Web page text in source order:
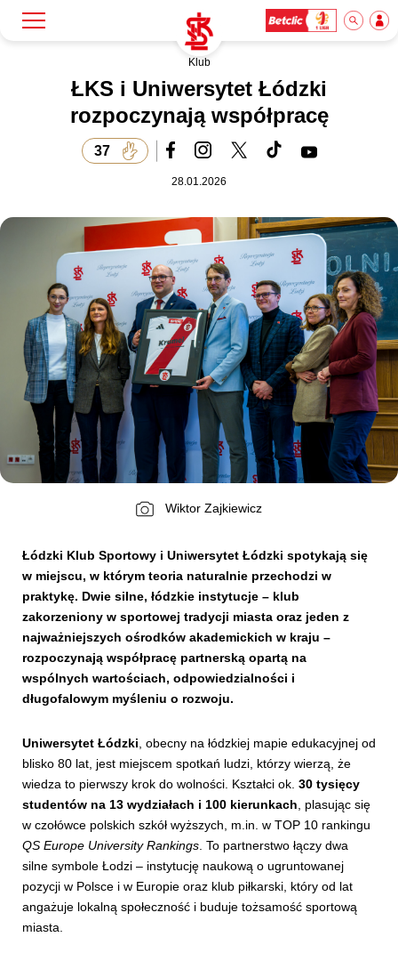
Akademia
Biznes
Dla mediów
Kibice
SKLEP KUP BILET
Klub
ŁKS i Uniwersytet Łódzki
rozpoczynają współpracę
37
28.01.2026
Wiktor Zajkiewicz
Łódzki Klub Sportowy i Uniwersytet Łódzki spotykają się
w miejscu, w którym teoria naturalnie przechodzi w
praktykę. Dwie silne, łódzkie instytucje – klub
zakorzeniony w sportowej tradycji miasta oraz jeden z
najważniejszych ośrodków akademickich w kraju –
rozpoczynają współpracę partnerską opartą na
wspólnych wartościach, odpowiedzialności i
długofalowym myśleniu o rozwoju.
Uniwersytet Łódzki , obecny na łódzkiej mapie edukacyjnej od
blisko 80 lat, jest miejscem spotkań ludzi, którzy wierzą, że
wiedza to pierwszy krok do wolności. Kształci ok. 30 tysięcy
studentów na 13 wydziałach i 100 kierunkach , plasując się
w czołówce polskich szkół wyższych, m.in. w TOP 10 rankingu
QS Europe University Rankings . To partnerstwo łączy dwa
silne symbole Łodzi – instytucję naukową o ugruntowanej
pozycji w Polsce i w Europie oraz klub piłkarski, który od lat
angażuje lokalną społeczność i buduje tożsamość sportową
miasta.